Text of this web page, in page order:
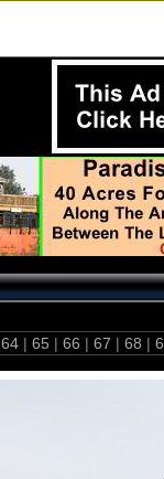
64 | 65 | 66 | 67 | 68 |